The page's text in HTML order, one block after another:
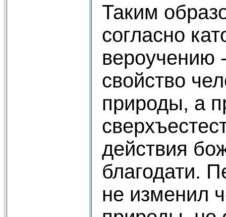
Таким
согласно
вероучению
свойство
природы, а
действия
благодати.
не изменил